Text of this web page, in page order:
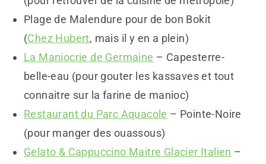
Plage de Malendure pour de bon Bokit
(Chez Hubert, mais il y en a plein)
La Maniocrie de Germaine – Capesterre-
belle-eau (pour gouter les kassaves et tout
connaitre sur la farine de manioc)
Restaurant du Parc Aquacole – Pointe-Noire
(pour manger des ouassous)
Gelato & Cappuccino Maitre Glacier Italien –